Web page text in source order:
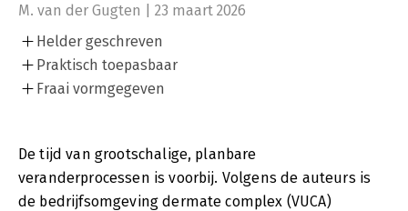
M. van der Gugten | 23 maart 2026
Helder geschreven
Praktisch toepasbaar
Fraai vormgegeven
De tijd van grootschalige, planbare
veranderprocessen is voorbij. Volgens de auteurs is
de bedrijfsomgeving dermate complex (VUCA)